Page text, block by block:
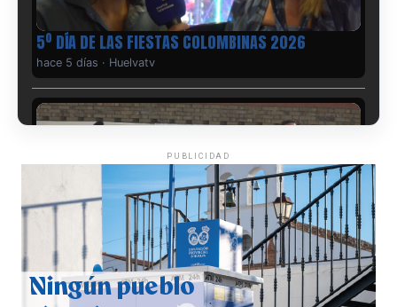
5º DÍA DE LAS FIESTAS COLOMBINAS 2026
hace 5 días · Huelvatv
CUARTA CORRIDA DE LAS FIESTAS COLOMBINAS
2026
hace 6 días·Huelvatv
PUBLICIDAD